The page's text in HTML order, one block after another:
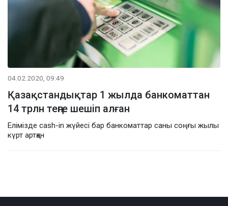
04.02.2020, 09:49
Қазақстандықтар 1 жылда банкоматтан
14 трлн теңге шешіп алған
Елімізде cash-in жүйесі бар банкоматтар саны соңғы жылы
күрт артқан